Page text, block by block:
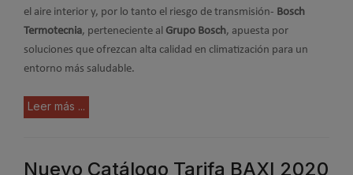
el aire interior y, por lo tanto el riesgo de transmisión- Bosch
Termotecnia, perteneciente al Grupo Bosch, apuesta por
soluciones que ofrezcan alta calidad en climatización para un
entorno más saludable.
Leer más ...
Nuevo Catálogo Tarifa BAXI 2020